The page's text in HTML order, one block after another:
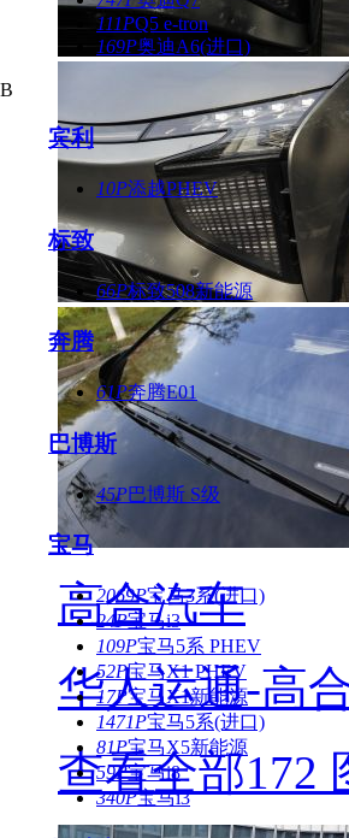
111PQ5 e-tron
169P奥迪A6(进口)
B
宾利
10P添越PHEV
标致
66P标致508新能源
奔腾
61P奔腾E01
巴博斯
45P巴博斯 S级
宝马
2069P宝马3系(进口)
24P宝马i3
109P宝马5系 PHEV
52P宝马X1 PHEV
17P宝马X1新能源
1471P宝马5系(进口)
81P宝马X5新能源
59P宝马i8
340P宝马i3
高合汽车
华人运通-高
查看全部172